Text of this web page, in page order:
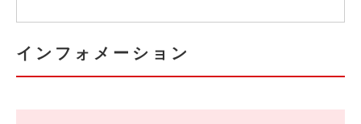
インフォメーション